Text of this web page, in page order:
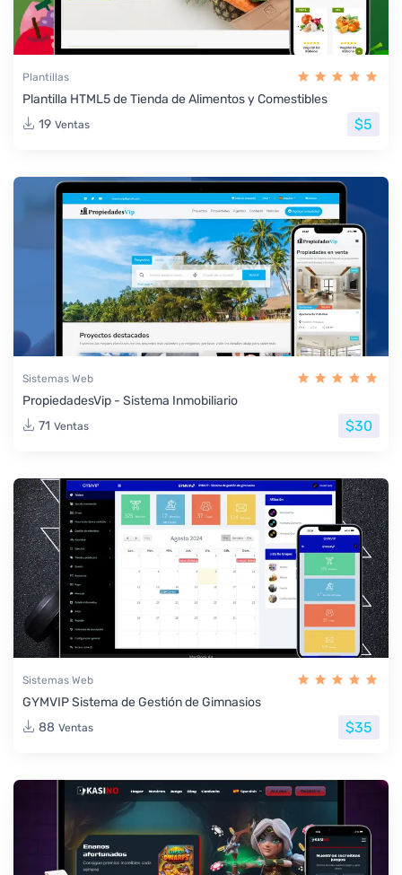
Plantillas
Plantilla HTML5 de Tienda de Alimentos y Comestibles
19 Ventas $5
Sistemas Web
PropiedadesVip - Sistema Inmobiliario
71 Ventas $30
Sistemas Web
GYMVIP Sistema de Gestión de Gimnasios
88 Ventas $35